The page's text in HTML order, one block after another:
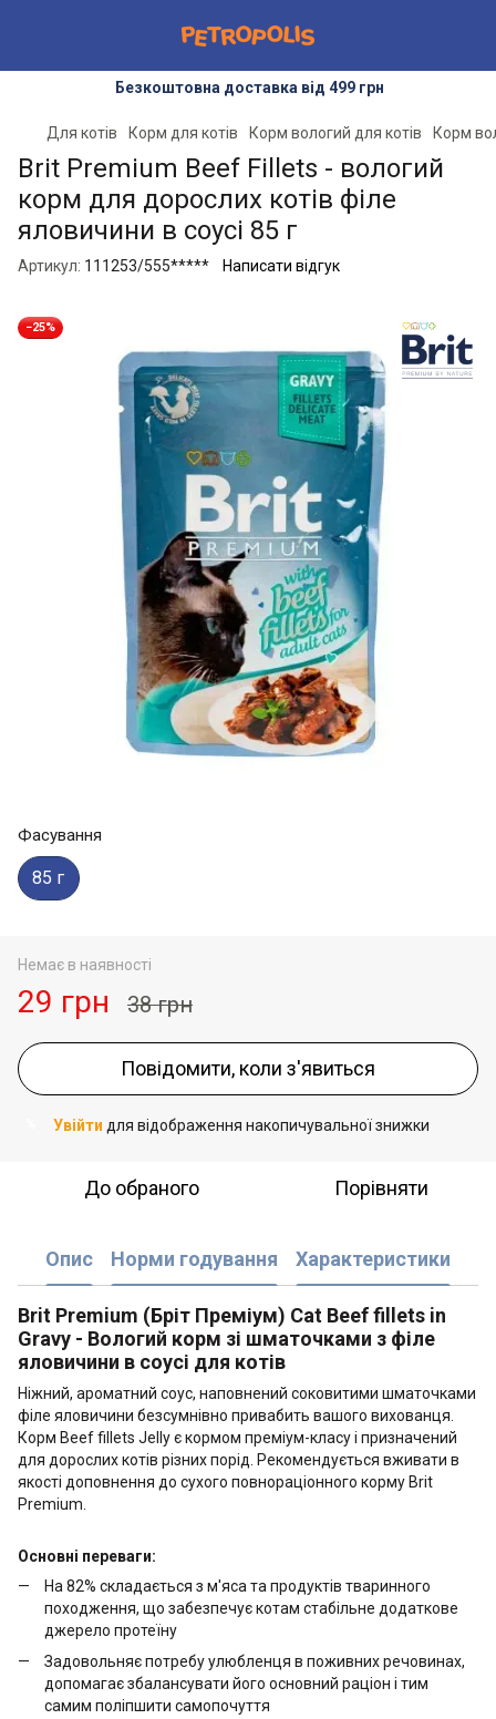
Безкоштовна доставка від 499 грн
Для котів Корм для котів Корм вологий для котів Корм
Brit Premium Beef Fillets - вологий
корм для дорослих котів філе
яловичини в соусі 85 г
Артикул: 111253/555***** Написати відгук
−25%
Фасування
85 г
Немає в наявності
29 грн 38 грн
Повідомити, коли з'явиться
Увійти для відображення накопичувальної знижки
До обраного Порівняти
Опис Норми годування Характеристики
Brit Premium (Бріт Преміум) Cat Beef fillets in
Gravy - Вологий корм зі шматочками з філе
яловичини в соусі для котів
Ніжний, ароматний соус, наповнений соковитими шматочками
філе яловичини безсумнівно привабить вашого вихованця.
Корм Beef fillets Jelly є кормом преміум-класу і призначений
для дорослих котів різних порід. Рекомендується вживати в
якості доповнення до сухого повнораціонного корму Brit
Premium.
Основні переваги:
На 82% складається з м'яса та продуктів тваринного
походження, що забезпечує котам стабільне додаткове
джерело протеїну
Задовольняє потребу улюбленця в поживних речовинах,
допомагає збалансувати його основний раціон і тим
самим поліпшити самопочуття